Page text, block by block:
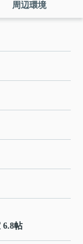
周辺環境
6.8帖